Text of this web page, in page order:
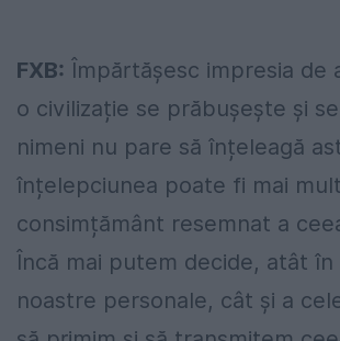
FXB: Împărtășesc impresia de
o civilizație se prăbușește și
nimeni nu pare să înțeleagă
înțelepciunea poate fi mai
consimțământ resemnat a
Încă mai putem decide, atât
noastre personale, cât și a